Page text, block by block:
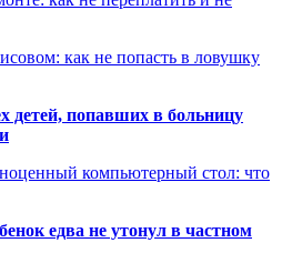
как не попасть в ловушку
детей, попавших в больницу
компьютерный стол: что
едва не утонул в частном